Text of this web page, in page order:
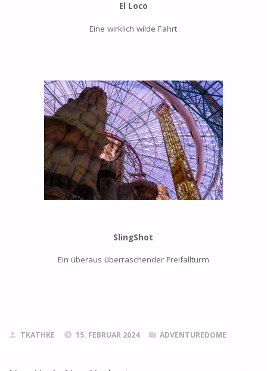
El Loco
Eine wirklich wilde Fahrt
SlingShot
Ein überaus überraschender Freifallturm
TKATHKE 15. FEBRUAR 2024 ADVENTUREDOME